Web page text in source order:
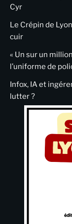
Cyr
Le Crépin de
cuir
« Un sur un
l’uniforme de
Infox, IA et
lutter ?